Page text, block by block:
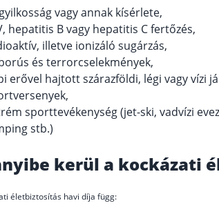
vagy annak kísérlete,
hepatitis B vagy hepatitis C fertőzés,
illetve ionizáló sugárzás,
és terrorcselekmények,
erővel hajtott szárazföldi, légi vagy vízi
sporttevékenység (jet-ski, vadvízi
stb.)
kerül a kockázati
életbiztosítás havi díja függ: